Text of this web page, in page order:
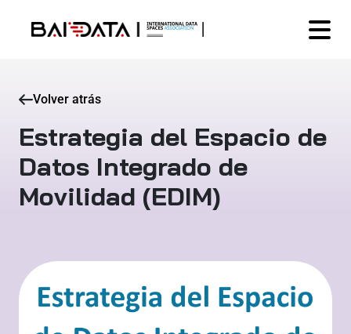
Volver atrás
Estrategia del Espacio de
Datos Integrado de
Movilidad (EDIM)